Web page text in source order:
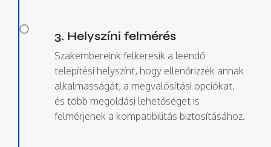
3. Helyszíni felmérés
Szakembereink felkeresik a leendő
telepítési helyszínt, hogy ellenőrizzék annak
alkalmasságát, a megvalósítási opciókat,
és több megoldási lehetőséget is
felmérjenek a kompatibilitás biztosításához.